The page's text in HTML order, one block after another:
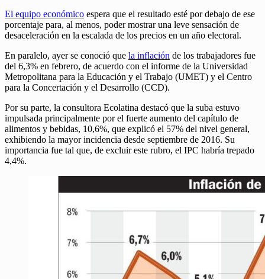
El equipo económico espera que el resultado esté por debajo de ese
porcentaje para, al menos, poder mostrar una leve sensación de
desaceleración en la escalada de los precios en un año electoral.
En paralelo, ayer se conoció que la inflación de los trabajadores fue
del 6,3% en febrero, de acuerdo con el informe de la Universidad
Metropolitana para la Educación y el Trabajo (UMET) y el Centro
para la Concertación y el Desarrollo (CCD).
Por su parte, la consultora Ecolatina destacó que la suba estuvo
impulsada principalmente por el fuerte aumento del capítulo de
alimentos y bebidas, 10,6%, que explicó el 57% del nivel general,
exhibiendo la mayor incidencia desde septiembre de 2016. Su
importancia fue tal que, de excluir este rubro, el IPC habría trepado
4,4%.